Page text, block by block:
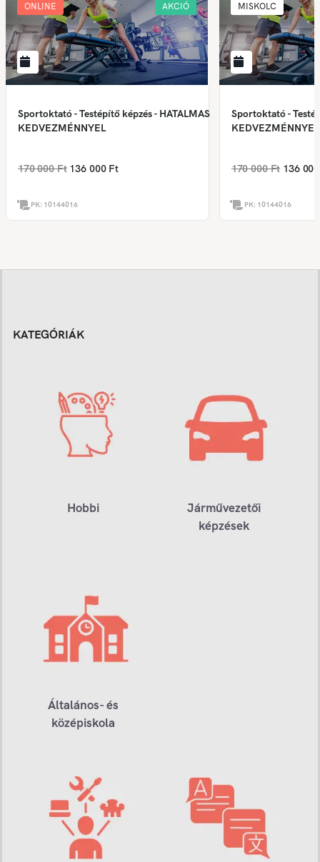
ONLINE AKCIÓ
Sportoktató - Testépítő képzés - HATALMAS
KEDVEZMÉNNYEL
170 000 Ft 136 000 Ft
PK: 10144016
MISKOLC
Sportoktató -
KEDVEZMÉNNYEL
170 000 Ft 136
PK: 10144016
KATEGÓRIÁK
Hobbi
Járművezetői
képzések
Általános- és
középiskola